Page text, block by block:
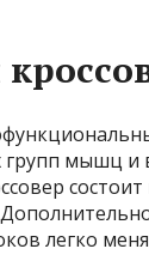
мышц и
легко